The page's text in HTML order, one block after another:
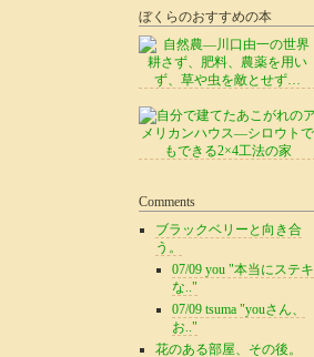
ぼくらのおすすめの本
Comments
ブラックベリーと向き合
う。
07/09 you "本当にステキ
な.."
07/09 tsuma "youさん、
お.."
花のある部屋、その後。